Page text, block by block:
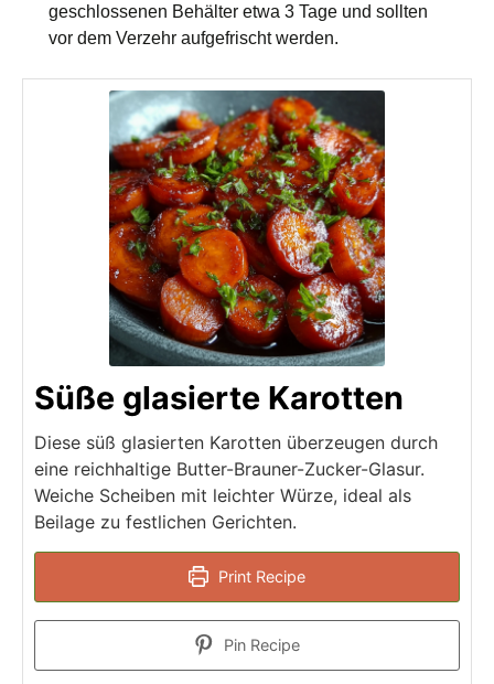
geschlossenen Behälter etwa 3 Tage und sollten
vor dem Verzehr aufgefrischt werden.
Süße glasierte Karotten
Diese süß glasierten Karotten überzeugen durch
eine reichhaltige Butter-Brauner-Zucker-Glasur.
Weiche Scheiben mit leichter Würze, ideal als
Beilage zu festlichen Gerichten.
Print Recipe
Pin Recipe